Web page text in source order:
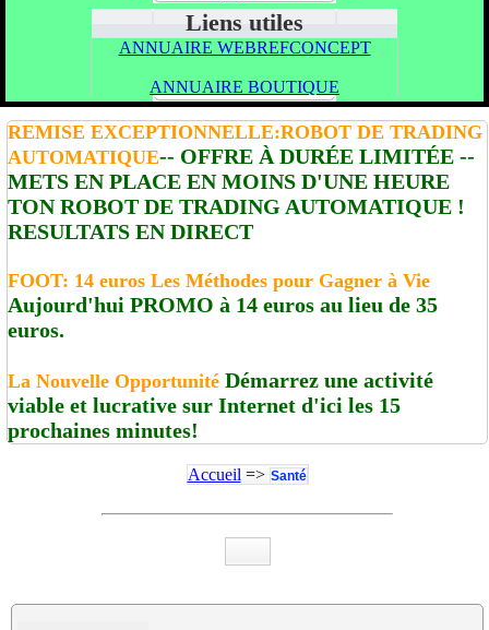
Liens utiles
ANNUAIRE WEBREFCONCEPT
ANNUAIRE BOUTIQUE
REMISE EXCEPTIONNELLE:ROBOT DE TRADING
AUTOMATIQUE-- OFFRE À DURÉE LIMITÉE --
METS EN PLACE EN MOINS D'UNE HEURE
TON ROBOT DE TRADING AUTOMATIQUE !
RESULTATS EN DIRECT
FOOT: 14 euros Les Méthodes pour Gagner à Vie
Aujourd'hui PROMO à 14 euros au lieu de 35
euros.
La Nouvelle Opportunité Démarrez une activité
viable et lucrative sur Internet d'ici les 15
prochaines minutes!
Accueil => Santé